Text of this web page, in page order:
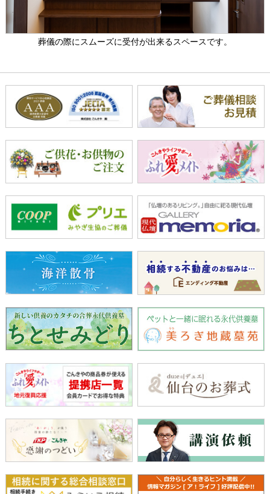
葬儀の際にスムーズに受付が出来るスペースです。